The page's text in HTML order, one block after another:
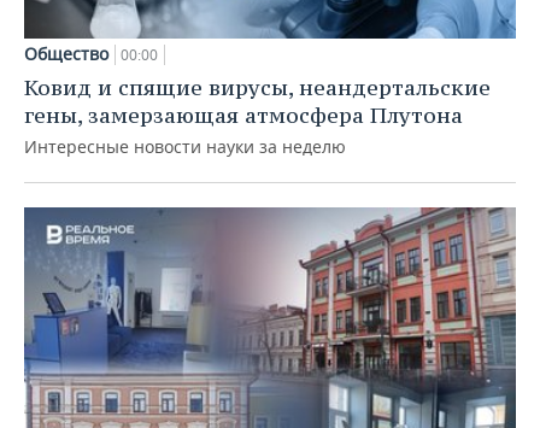
Общество 00:00
Ковид и спящие вирусы, неандертальские
гены, замерзающая атмосфера Плутона
Интересные новости науки за неделю